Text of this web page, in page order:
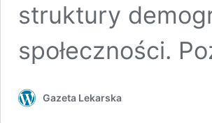
struktury
społeczności.
Gazeta Lekarska